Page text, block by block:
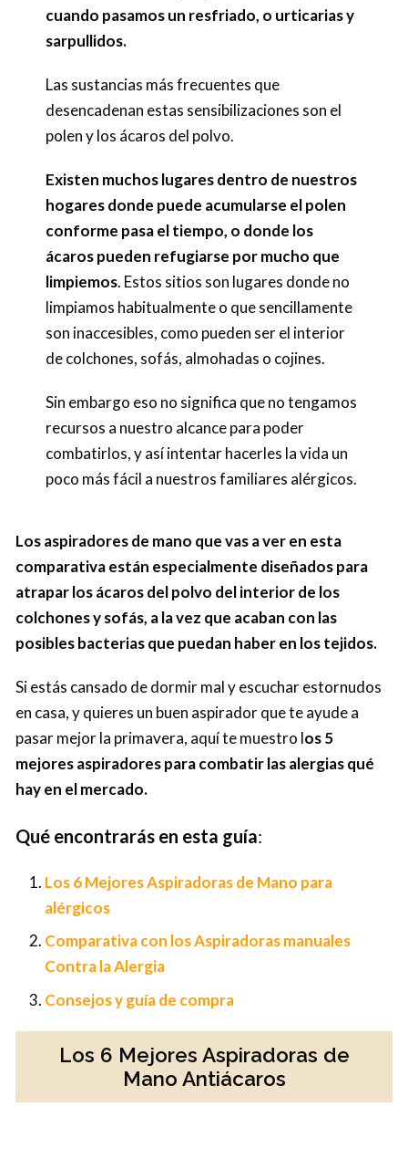
cuando pasamos un resfriado, o urticarias y
sarpullidos.
Las sustancias más frecuentes que
desencadenan estas sensibilizaciones son el
polen y los ácaros del polvo.
Existen muchos lugares dentro de nuestros
hogares donde puede acumularse el polen
conforme pasa el tiempo, o donde los
ácaros pueden refugiarse por mucho que
limpiemos. Estos sitios son lugares donde no
limpiamos habitualmente o que sencillamente
son inaccesibles, como pueden ser el interior
de colchones, sofás, almohadas o cojines.
Sin embargo eso no significa que no tengamos
recursos a nuestro alcance para poder
combatirlos, y así intentar hacerles la vida un
poco más fácil a nuestros familiares alérgicos.
Los aspiradores de mano que vas a ver en esta
comparativa están especialmente diseñados para
atrapar los ácaros del polvo del interior de los
colchones y sofás, a la vez que acaban con las
posibles bacterias que puedan haber en los tejidos.
Si estás cansado de dormir mal y escuchar estornudos
en casa, y quieres un buen aspirador que te ayude a
pasar mejor la primavera, aquí te muestro los 5
mejores aspiradores para combatir las alergias qué
hay en el mercado.
Qué encontrarás en esta guía:
Los 6 Mejores Aspiradoras de Mano para
alérgicos
Comparativa con los Aspiradoras manuales
Contra la Alergia
Consejos y guía de compra
Los 6 Mejores Aspiradoras de
Mano Antiácaros